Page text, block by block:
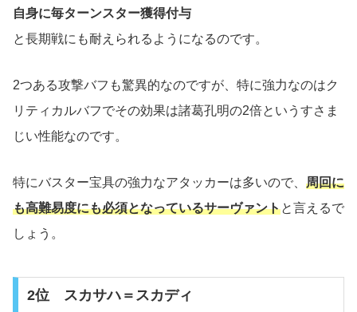
自身に毎ターンスター獲得付与
と長期戦にも耐えられるようになるのです。
2つある攻撃バフも驚異的なのですが、特に強力なのはク
リティカルバフでその効果は諸葛孔明の2倍というすさま
じい性能なのです。
特にバスター宝具の強力なアタッカーは多いので、 周回に
も高難易度にも必須となっているサーヴァントと言えるで
しょう。
2位 スカサハ＝スカディ